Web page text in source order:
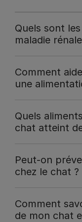
Quels sont
maladie
Comment
une
Quels
chat atteint
Peut-on
chez le chat ?
Comment
de mon chat